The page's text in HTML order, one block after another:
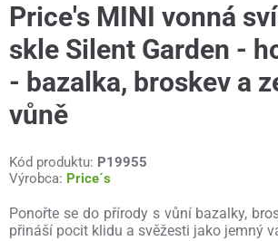
Price's MINI vonná
skle Silent Garden -
- bazalka, broskev a
vůně
Kód produktu: P19955
Výrobca: Price´s
Ponořte se do přírody s vůní bazalky,
přináší pocit klidu a svěžesti jako jemný